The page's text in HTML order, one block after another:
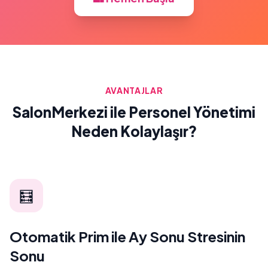
AVANTAJLAR
SalonMerkezi ile Personel Yönetimi
Neden Kolaylaşır?
🧮
Otomatik Prim ile Ay Sonu Stresinin
Sonu